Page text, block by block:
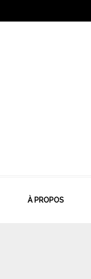
À PROPOS